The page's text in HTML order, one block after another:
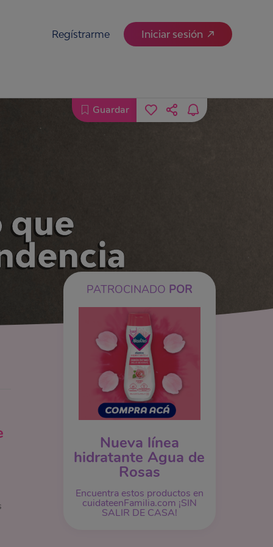
Regístrarme Iniciar sesión
que
PATROCINADO POR
Nueva línea
hidratante Agua de
Rosas
Encuentra estos productos en
cuidateenFamilia.com ¡SIN
SALIR DE CASA!
Guardar